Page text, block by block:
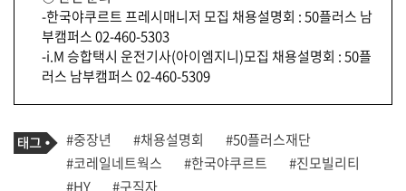
-한국야쿠르트 프레시매니저 모집 채용설명회 : 50플러스 남
부캠퍼스 02-460-5303
-i.M 승합택시 운전기사(아이엠지니)모집 채용설명회 : 50플
러스 남부캠퍼스 02-460-5309
기
사
관
련
태
그
#중장년 #채용설명회
#50플러스재단
#코레일네트웍스
#한국야쿠르트
#진모빌리티
#HY
#구직자